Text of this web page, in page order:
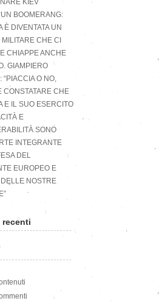
KIEV
BOOMERANG:
È DIVENTATA UN
CHE CI
CHIAPPE ANCHE
GIAMPIERO
“PIACCIA O NO,
CONSTATARE CHE
E IL SUO ESERCITO
E
SONO
INTEGRANTE
DEL
EUROPEO E
NOSTRE
recenti